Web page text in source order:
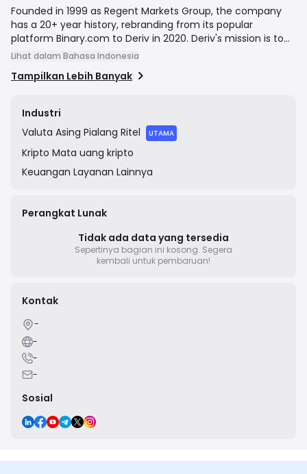
Founded in 1999 as Regent Markets Group, the company
has a 20+ year history, rebranding from its popular
platform Binary.com to Deriv in 2020. Deriv's mission is to
make online trading accessible to everyone by providing a
and DTrader) and diverse financial instruments. It offers
forex, stocks, stock indices, commodities,
cryptocurrencies, and proprietary synthetic indices to a
global retail client base. The company operates through a
multi-licensed corporate structure to serve clients in
different jurisdictions.
Lihat dalam Bahasa Indonesia
Tampilkan Lebih Banyak
Industri
Valuta Asing Pialang Ritel UTAMA
Kripto Mata uang kripto
Keuangan Layanan Lainnya
Perangkat Lunak
Tidak ada data yang tersedia
Sepertinya bagian ini kosong. Segera
kembali untuk pembaruan!
Kontak
-
-
-
-
Sosial